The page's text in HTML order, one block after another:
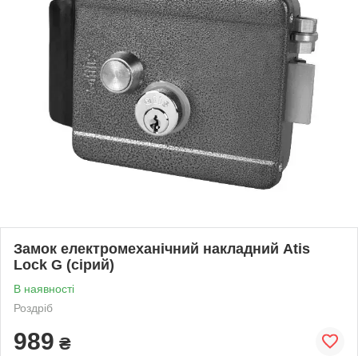
Замок електромеханічний накладний Atis
Lock G (сірий)
В наявності
Роздріб
989 ₴